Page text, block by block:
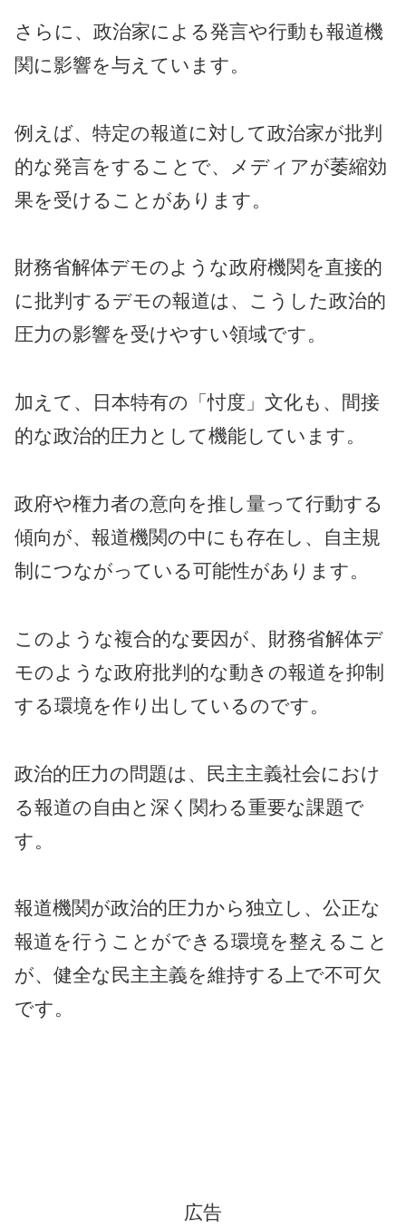
さらに、政治家による発言や行動も報道機
関に影響を与えています。
例えば、特定の報道に対して政治家が批判
的な発言をすることで、メディアが萎縮効
果を受けることがあります。
財務省解体デモのような政府機関を直接的
に批判するデモの報道は、こうした政治的
圧力の影響を受けやすい領域です。
加えて、日本特有の「忖度」文化も、間接
的な政治的圧力として機能しています。
政府や権力者の意向を推し量って行動する
傾向が、報道機関の中にも存在し、自主規
制につながっている可能性があります。
このような複合的な要因が、財務省解体デ
モのような政府批判的な動きの報道を抑制
する環境を作り出しているのです。
政治的圧力の問題は、民主主義社会におけ
る報道の自由と深く関わる重要な課題で
す。
報道機関が政治的圧力から独立し、公正な
報道を行うことができる環境を整えること
が、健全な民主主義を維持する上で不可欠
です。
広告